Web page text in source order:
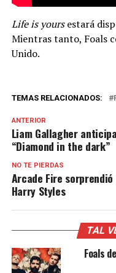
Life is yoursestará
Mientras tanto, Foals
Unido.
TEMAS RELACIONADOS:
ANTERIOR
Liam Gallagher
“Diamond in the dark”
NO TE PIERDAS
Arcade Fire
Harry Styles
TAL
Foals